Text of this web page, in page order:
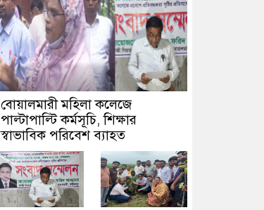
বোয়ালমারী মহিলা কলেজে
পাল্টাপাল্টি কর্মসূচি, শিক্ষার
স্বাভাবিক পরিবেশ ব্যাহত